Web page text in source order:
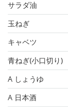
サラダ油
玉ねぎ
キャベツ
青ねぎ(小口切り)
A しょうゆ
A 日本酒